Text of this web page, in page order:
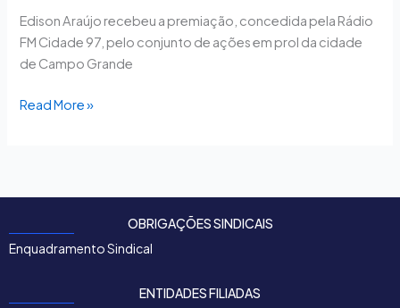
Edison Araújo recebeu a premiação, concedida pela Rádio
FM Cidade 97, pelo conjunto de ações em prol da cidade
de Campo Grande
Read More »
OBRIGAÇÕES SINDICAIS
Enquadramento Sindical
ENTIDADES FILIADAS